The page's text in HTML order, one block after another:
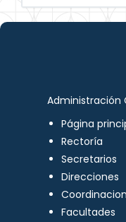
Administración
Página
Rectoría
Secretarios
Direcciones
Facultades